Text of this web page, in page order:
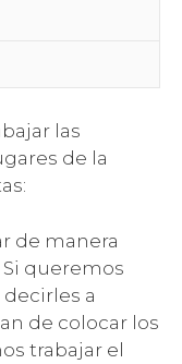
las
de la
de manera
queremos
a
de colocar los
trabajar el